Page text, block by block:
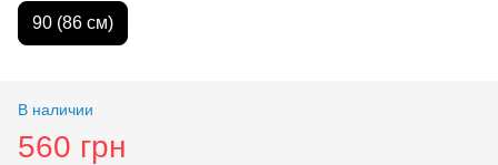
90 (86 см)
В наличии
560 грн